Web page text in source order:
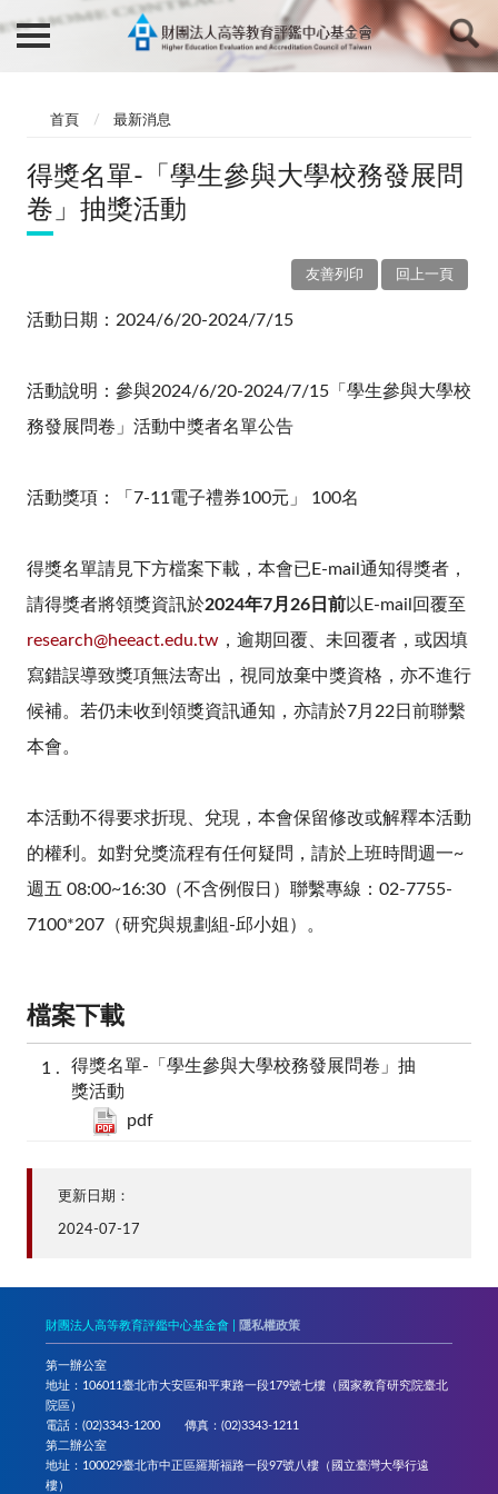
首頁 最新消息
得獎名單-「學生參與大學校務發展問
卷」抽獎活動
回上一頁
友善列印
活動日期： 2024/6/20-2024/7/15
活動說明：參與2024/6/20-2024/7/15 「學生參與大學校
務發展問卷」活動中獎者名單公告
活動獎項：「 7-11電子禮券100元」 100名
得獎名單請見下方檔案下載，本會已 E-mail 通知得獎者，
請得獎者將領獎資訊於2024年7月 26 日前以 E-mail 回覆至
research@heeact.edu.tw ，逾期回覆、未回覆者，或因填
寫錯誤導致獎項無法寄出，視同放棄中獎資格，亦不進行
候補。若仍未收到領獎資訊通知，亦請於7月 22日前聯繫
本會。
本活動不得要求折現、兌現，本會保留修改或解釋本活動
的權利。如對兌獎流程有任何疑問，請於上班時間週一~
週五 08:00~16:30 （不含例假日）聯繫專線： 02-7755-
7100*207 （研究與規劃組 -邱小姐）。
檔案下載
得獎名單-「學生參與大學校務發展問卷」抽
獎活動
pdf
更新日期：
2024-07-17
財團法人高等教育評鑑中心基金會 | 隱私權政策
第一辦公室
地址：106011臺北市大安區和平東路一段179號七樓（國家教育研究院臺北
院區）
電話：(02)3343-1200 傳真：(02)3343-1211
第二辦公室
地址：100029臺北市中正區羅斯福路一段97號八樓（國立臺灣大學行遠
樓）